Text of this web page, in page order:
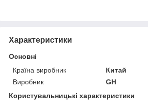
Характеристики
Основні
Країна виробник
Китай
Виробник
GH
Користувальницькі характеристики